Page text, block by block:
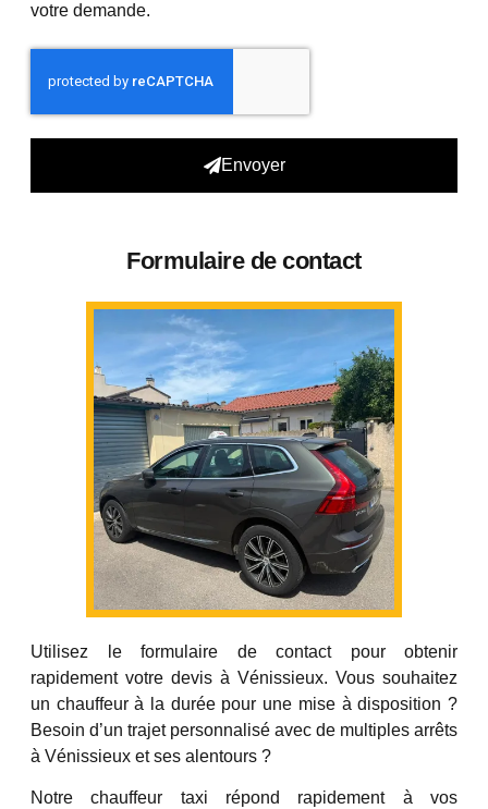
votre demande.
Envoyer
Formulaire de contact
Utilisez le formulaire de contact pour obtenir
rapidement votre devis à Vénissieux. Vous souhaitez
un chauffeur à la durée pour une mise à disposition ?
Besoin d’un trajet personnalisé avec de multiples arrêts
à Vénissieux et ses alentours ?
Notre chauffeur taxi répond rapidement à vos